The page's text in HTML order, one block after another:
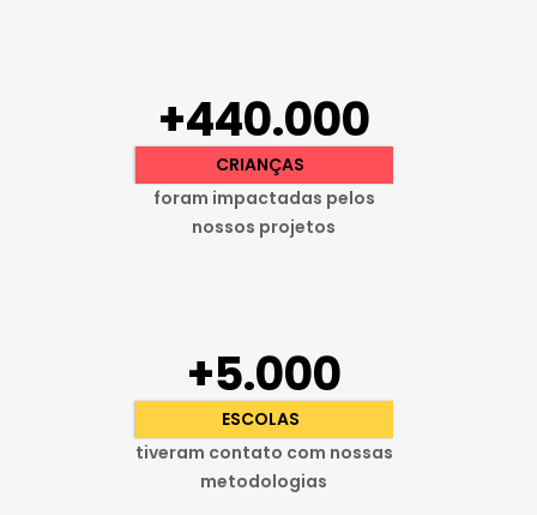
+440.000
CRIANÇAS
foram impactadas pelos
nossos projetos
+5.000
ESCOLAS
tiveram contato com nossas
metodologias